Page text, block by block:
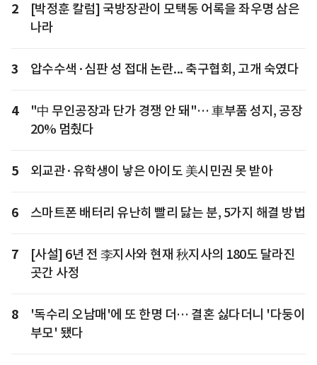
2
[박정훈 칼럼] 국방장관이 모택동 어록을 좌우명 삼은
나라
3 압수수색·심판 성 접대 논란... 축구협회, 고개 숙였다
4
"中 무인공장과 단가 경쟁 안 돼"… 車부품 성지, 공장
20% 멈췄다
5 외교관·유학생이 낳은 아이도 美시민권 못 받아
6 스마트폰 배터리 유난히 빨리 닳는 분, 5가지 해결 방법
7
[사설] 6년 전 李지사와 현재 秋지사의 180도 달라진
곳간 사정
8
'독수리 오남매'에 또 한명 더… 결혼 싫다더니 '다둥이
부모' 됐다